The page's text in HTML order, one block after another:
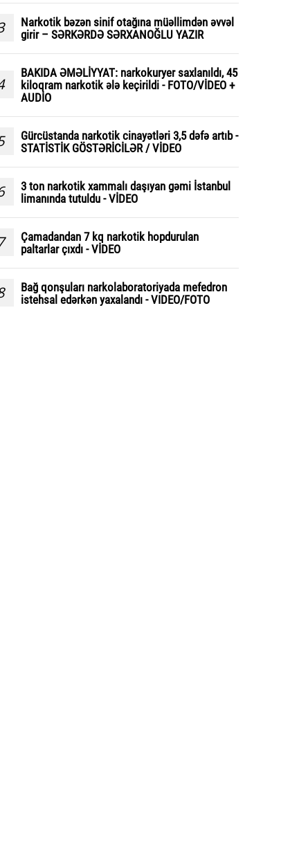
Narkotik bəzən sinif otağına müəllimdən əvvəl
girir – SƏRKƏRDƏ SƏRXANOĞLU YAZIR
BAKIDA ƏMƏLİYYAT: narkokuryer saxlanıldı, 45
kiloqram narkotik ələ keçirildi - FOTO/VİDEO +
AUDİO
Gürcüstanda narkotik cinayətləri 3,5 dəfə artıb -
STATİSTİK GÖSTƏRİCİLƏR / VİDEO
3 ton narkotik xammalı daşıyan gəmi İstanbul
limanında tutuldu - VİDEO
Çamadandan 7 kq narkotik hopdurulan
paltarlar çıxdı - VİDEO
Bağ qonşuları narkolaboratoriyada mefedron
istehsal edərkən yaxalandı - VIDEO/FOTO